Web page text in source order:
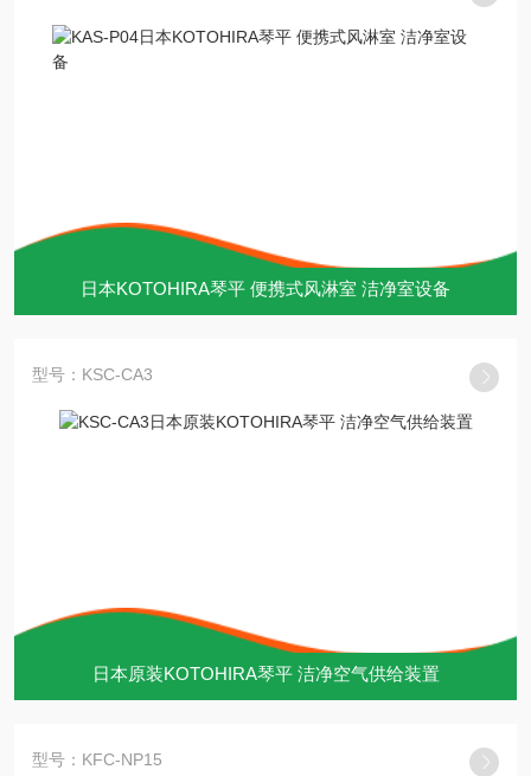
日本KOTOHIRA琴平 便携式风淋室 洁净室设备
型号：KSC-CA3
日本原装KOTOHIRA琴平 洁净空气供给装置
型号：KFC-NP15